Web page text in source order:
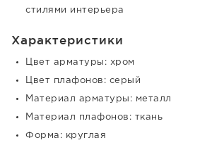
стилями интерьера
Характеристики
Цвет арматуры: хром
Цвет плафонов: серый
Материал арматуры: металл
Материал плафонов: ткань
Форма: круглая